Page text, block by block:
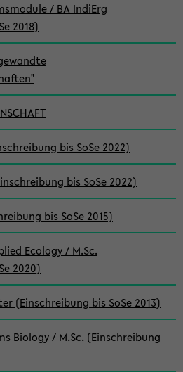
/ BA IndiErg
2018)
bis SoSe 2022)
bis SoSe 2022)
bis SoSe 2015)
Ecology / M.Sc.
2020)
(Einschreibung bis SoSe 2013)
Biology / M.Sc. (Einschreibung